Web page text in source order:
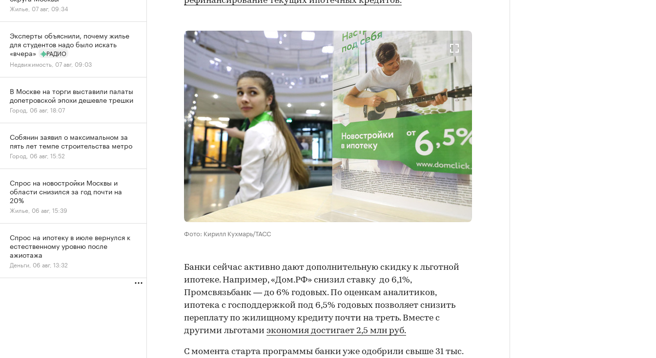
Фото: Кирилл Кухмарь/ТАСС
Банки сейчас активно дают дополнительную скидку к льготной
ипотеке. Например, «Дом.РФ» снизил ставку до 6,1%,
Промсвязьбанк — до 6% годовых. По оценкам аналитиков,
ипотека с господдержкой под 6,5% годовых позволяет снизить
переплату по жилищному кредиту почти на треть. Вместе с
другими льготами экономия достигает 2,5 млн руб.
С момента старта программы банки уже одобрили свыше 31 тыс.
Жилье, 07 авг, 09:34
Эксперты объяснили, почему жилье
для студентов надо было искать
«вчера»
РАДИО
Недвижимость, 07 авг, 09:03
В Москве на торги выставили палаты
допетровской эпохи дешевле трешки
Город, 06 авг, 18:07
Собянин заявил о максимальном за
пять лет темпе строительства метро
Город, 06 авг, 15:52
Спрос на новостройки Москвы и
области снизился за год почти на
20%
Жилье, 06 авг, 15:39
Спрос на ипотеку в июле вернулся к
естественному уровню после
ажиотажа
Деньги, 06 авг, 13:32